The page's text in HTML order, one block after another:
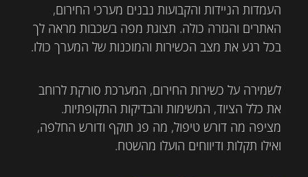
העמדות הניידות והקבועות נבנים מערכי החירום,
האתרים והגזרה כולה. תצוגת מפה בשכבות מראה לך
בכל רגע את מצב הכשירות והמוכנות של המערך כולו.
לשמירה על כשירות החירום, המערכת סורקת לרוחב
את כלל הציוד, המשימות והבדיקות התקופתיות.
מציפה מה דורש טיפול, מה פג תוקף ודורש החלפה,
ואילו תקלות ודיווחים הועלו מהשטח.